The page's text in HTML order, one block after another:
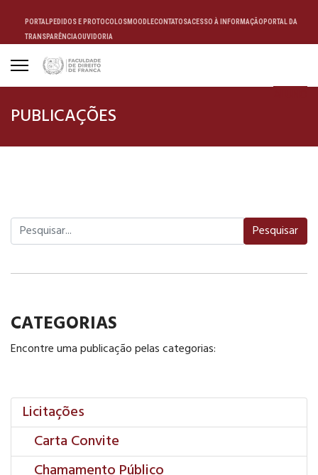
PORTALPEDIDOS E PROTOCOLOSMOODLECONTATOSACESSO À INFORMAÇÃO PORTAL DA
TRANSPARÊNCIAOUVIDORIA
PUBLICAÇÕES
Pesquisar Pesquisar
CATEGORIAS
Encontre uma publicação pelas categorias:
Licitações
Carta Convite